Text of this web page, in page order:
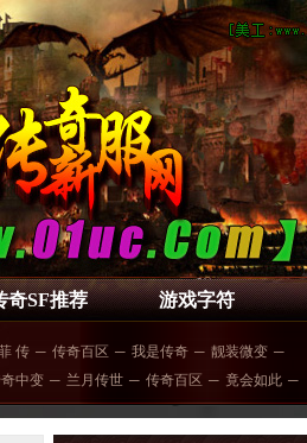
奇SF推荐 游戏字符
传 ─ 传奇百区 ─ 我是传奇 ─ 靓装微变 ─
中变 ─ 兰月传世 ─ 传奇百区 ─ 竟会如此 ─